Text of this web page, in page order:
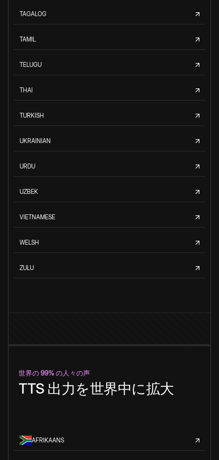
TAGALOG
TAMIL
TELUGU
THAI
TURKISH
UKRAINIAN
URDU
UZBEK
VIETNAMESE
WELSH
ZULU
世界の 99% の人々の声
TTS 出力を世界中に拡大
AFRIKAANS